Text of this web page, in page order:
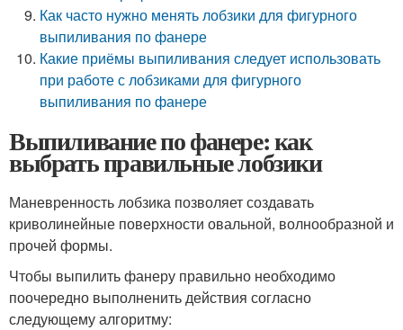
Как часто нужно менять лобзики для фигурного
выпиливания по фанере
Какие приёмы выпиливания следует использовать
при работе с лобзиками для фигурного
выпиливания по фанере
Выпиливание по фанере: как
выбрать правильные лобзики
Маневренность лобзика позволяет создавать
криволинейные поверхности овальной, волнообразной и
прочей формы.
Чтобы выпилить фанеру правильно необходимо
поочередно выполненить действия согласно
следующему алгоритму: